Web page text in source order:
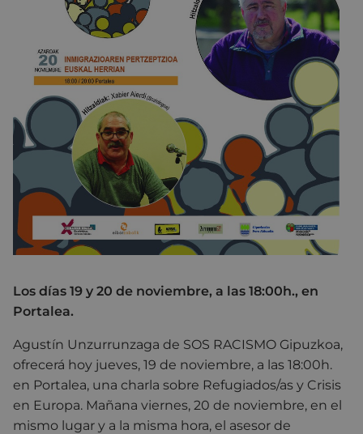
Los días 19 y 20 de noviembre, a las 18:00h., en
Portalea.
Agustín Unzurrunzaga de SOS RACISMO Gipuzkoa,
ofrecerá hoy jueves, 19 de noviembre, a las 18:00h.
en Portalea, una charla sobre Refugiados/as y Crisis
en Europa. Mañana viernes, 20 de noviembre, en el
mismo lugar y a la misma hora, el asesor de